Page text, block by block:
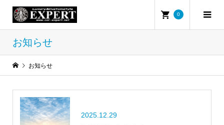
0
お知らせ
お知らせ
2025.12.29